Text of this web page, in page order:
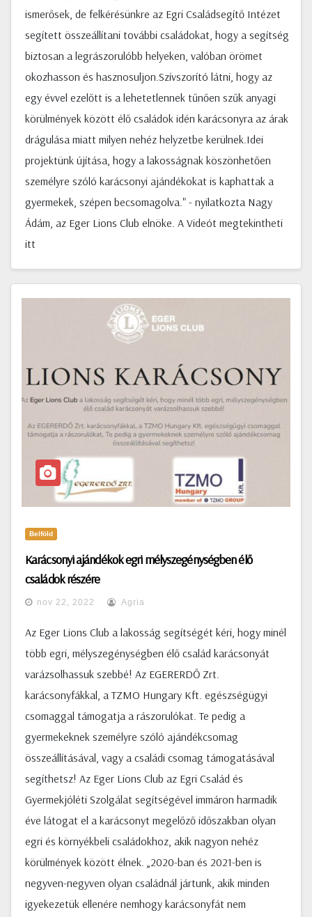
ismerősek, de felkérésünkre az Egri Családsegítő Intézet
segített összeállítani további családokat, hogy a segítség
biztosan a legrászorulóbb helyeken, valóban örömet
okozhasson és hasznosuljon.Szívszorító látni, hogy az
egy évvel ezelőtt is a lehetetlennek tűnően szűk anyagi
körülmények között élő családok idén karácsonyra az árak
drágulása miatt milyen nehéz helyzetbe kerülnek.Idei
projektünk újítása, hogy a lakosságnak köszönhetően
személyre szóló karácsonyi ajándékokat is kaphattak a
gyermekek, szépen becsomagolva." - nyilatkozta Nagy
Ádám, az Eger Lions Club elnöke. A Videót megtekintheti
itt
Belföld
Karácsonyi ajándékok egri mélyszegénységben élő
családok részére
nov 22, 2022 Agria
Az Eger Lions Club a lakosság segítségét kéri, hogy minél
több egri, mélyszegénységben élő család karácsonyát
varázsolhassuk szebbé! Az EGERERDŐ Zrt.
karácsonyfákkal, a TZMO Hungary Kft. egészségügyi
csomaggal támogatja a rászorulókat. Te pedig a
gyermekeknek személyre szóló ajándékcsomag
összeállításával, vagy a családi csomag támogatásával
segíthetsz! Az Eger Lions Club az Egri Család és
Gyermekjóléti Szolgálat segítségével immáron harmadik
éve látogat el a karácsonyt megelőző időszakban olyan
egri és környékbeli családokhoz, akik nagyon nehéz
körülmények között élnek. „2020-ban és 2021-ben is
negyven-negyven olyan családnál jártunk, akik minden
igyekezetük ellenére nemhogy karácsonyfát nem